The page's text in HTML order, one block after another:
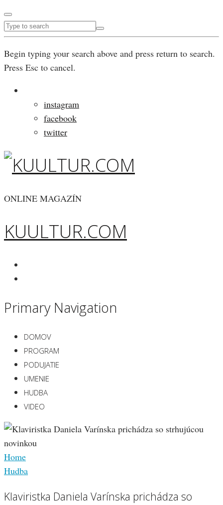
Begin typing your search above and press return to search.
Press Esc to cancel.
instagram
facebook
twitter
ONLINE MAGAZÍN
KUULTUR.COM
Primary Navigation
DOMOV
PROGRAM
PODUJATIE
UMENIE
HUDBA
VIDEO
Home
Hudba
Klaviristka Daniela Varínska prichádza so